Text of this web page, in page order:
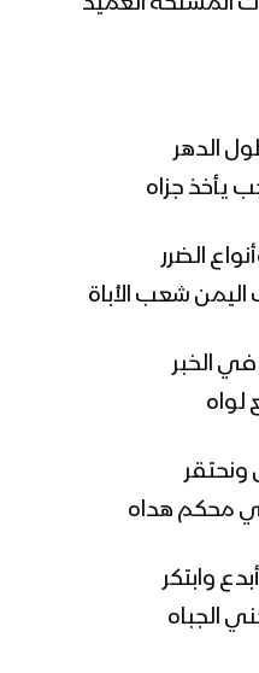
الليث – 1441هـ
| عيسى الليث –
الدهر
يأخذ جزاه
الضرر
شعب الأباة
الخبر
لواه
ونحتقر
محكم هداه
وابتكر
الجباه